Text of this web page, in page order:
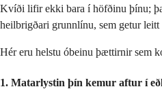
Kvíði lifir ekki bara í höfðinu þínu;
heilbrigðari grunnlínu, sem getur
Hér eru helstu óbeinu þættirnir sem
1. Matarlystin þín kemur aftur í